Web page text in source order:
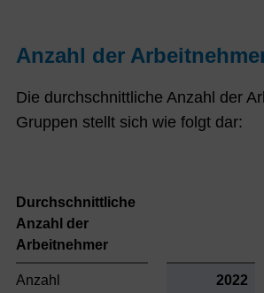
Anzahl der
Die durchschnittliche Anzahl der
Gruppen stellt sich wie folgt dar:
Durchschnittliche
Anzahl der
Arbeitnehmer
Anzahl 2022